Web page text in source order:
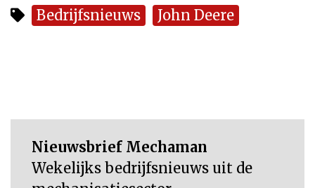
Bedrijfsnieuws John Deere
Nieuwsbrief Mechaman
Wekelijks bedrijfsnieuws uit de